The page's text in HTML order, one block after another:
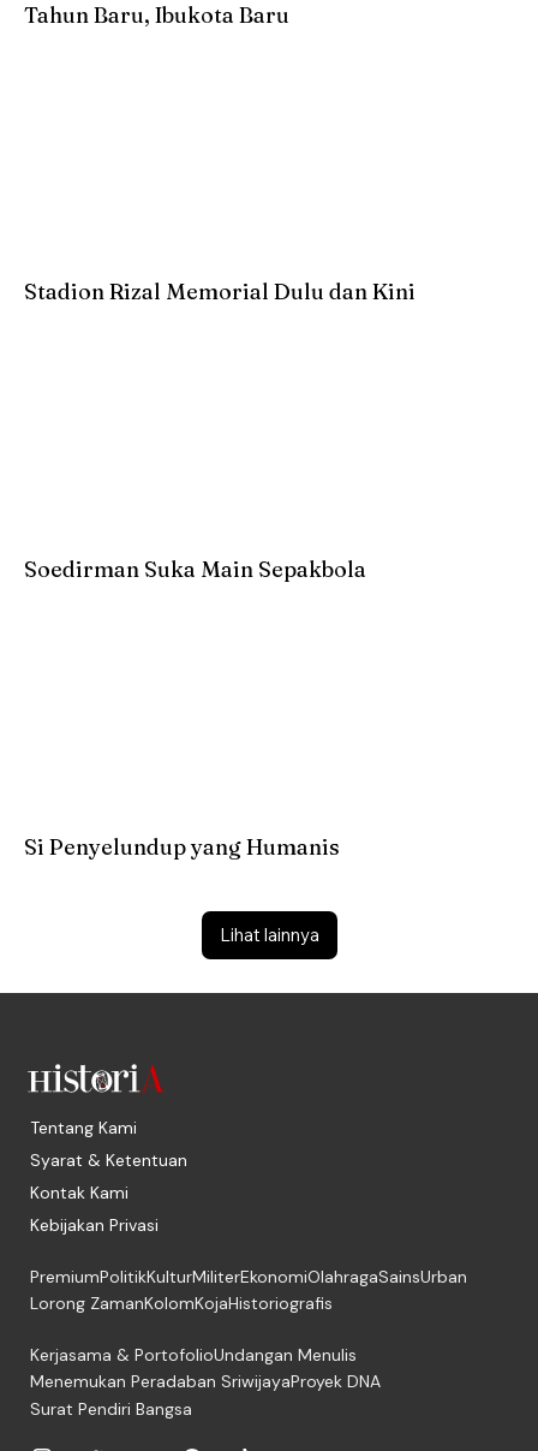
Lihat lainnya
Tahun Baru, Ibukota Baru
Stadion Rizal Memorial Dulu dan Kini
Soedirman Suka Main Sepakbola
Si Penyelundup yang Humanis
Tentang Kami
Syarat & Ketentuan
Kontak Kami
Kebijakan Privasi
PremiumPolitikKulturMiliterEkonomiOlahragaSainsUrban
Lorong ZamanKolomKojaHistoriografis
Kerjasama & PortofolioUndangan Menulis
Menemukan Peradaban SriwijayaProyek DNA
Surat Pendiri Bangsa